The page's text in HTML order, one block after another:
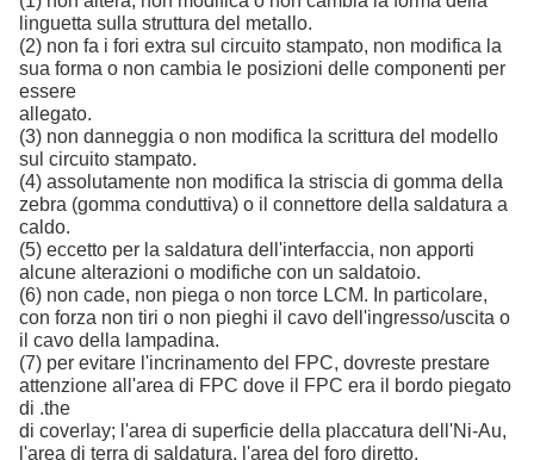
linguetta sulla struttura del metallo.
(2) non fa i fori extra sul circuito stampato, non modifica la
sua forma o non cambia le posizioni delle componenti per
essere
allegato.
(3) non danneggia o non modifica la scrittura del modello
sul circuito stampato.
(4) assolutamente non modifica la striscia di gomma della
zebra (gomma conduttiva) o il connettore della saldatura a
caldo.
(5) eccetto per la saldatura dell'interfaccia, non apporti
alcune alterazioni o modifiche con un saldatoio.
(6) non cade, non piega o non torce LCM. In particolare,
con forza non tiri o non pieghi il cavo dell'ingresso/uscita o
il cavo della lampadina.
(7) per evitare l'incrinamento del FPC, dovreste prestare
attenzione all'area di FPC dove il FPC era il bordo piegato
di .the
di coverlay; l'area di superficie della placcatura dell'Ni-Au,
l'area di terra di saldatura, l'area del foro diretto.